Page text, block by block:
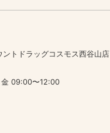
トドラッグコスモス西谷山店
09:00〜12:00